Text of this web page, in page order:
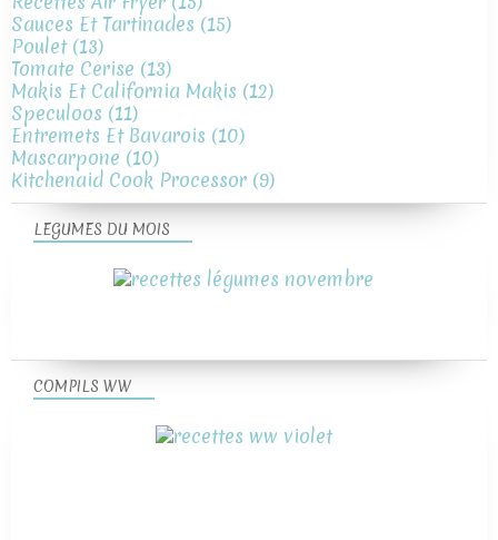
Sauces Et Tartinades (15)
Poulet(13)
Tomate Cerise (13)
Makis Et California Makis (12)
Speculoos (11)
Entremets Et Bavarois (10)
Mascarpone (10)
Kitchenaid Cook Processor (9)
LEGUMES DU MOIS
COMPILS WW